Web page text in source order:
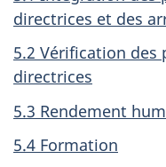
directrices et des
5.2 Vérification des
directrices
5.3 Rendement
5.4 Formation